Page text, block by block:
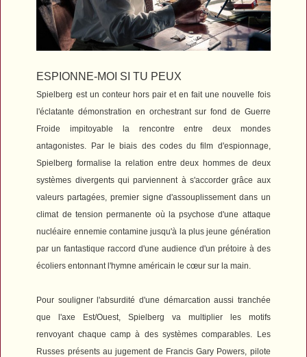
ESPIONNE-MOI SI TU PEUX
Spielberg est un conteur hors pair et en fait une nouvelle fois
l'éclatante démonstration en orchestrant sur fond de Guerre
Froide impitoyable la rencontre entre deux mondes
antagonistes. Par le biais des codes du film d'espionnage,
Spielberg formalise la relation entre deux hommes de deux
systèmes divergents qui parviennent à s'accorder grâce aux
valeurs partagées, premier signe d'assouplissement dans un
climat de tension permanente où la psychose d'une attaque
nucléaire ennemie contamine jusqu'à la plus jeune génération
par un fantastique raccord d'une audience d'un prétoire à des
écoliers entonnant l'hymne américain le cœur sur la main
Pour souligner l'absurdité d'une démarcation aussi tranchée
que l'axe Est/Ouest, Spielberg va multiplier les motifs
renvoyant chaque camp à des systèmes comparables. Les
Russes présents au jugement de Francis Gary Powers, pilote